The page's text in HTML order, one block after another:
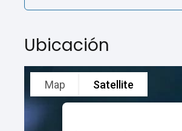
Ubicación
Map Satellite